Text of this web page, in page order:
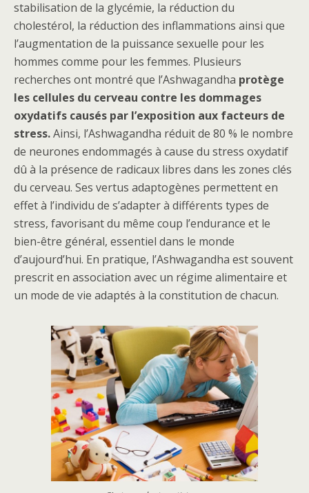
stabilisation de la glycémie, la réduction du
cholestérol, la réduction des inflammations ainsi que
l’augmentation de la puissance sexuelle pour les
hommes comme pour les femmes. Plusieurs
recherches ont montré que l’Ashwagandha protège
les cellules du cerveau contre les dommages
oxydatifs causés par l’exposition aux facteurs de
stress.Ainsi, l’Ashwagandha réduit de 80 % le nombre
de neurones endommagés à cause du stress oxydatif
dû à la présence de radicaux libres dans les zones clés
du cerveau. Ses vertus adaptogènes permettent en
effet à l’individu de s’adapter à différents types de
stress, favorisant du même coup l’endurance et le
bien-être général, essentiel dans le monde
d’aujourd’hui. En pratique, l’Ashwagandha est souvent
prescrit en association avec un régime alimentaire et
un mode de vie adaptés à la constitution de chacun.